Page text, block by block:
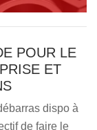
POUR LE
ET
dispo à
de faire le